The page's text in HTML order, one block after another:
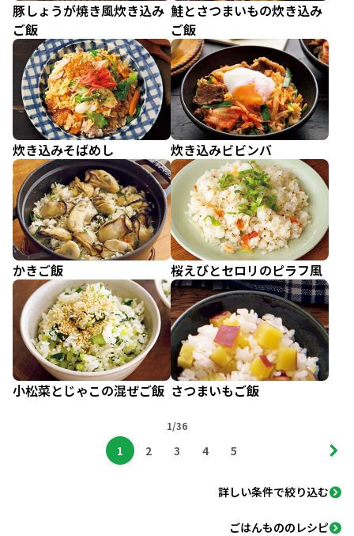
豚しょうが焼き風炊き込み
ご飯
鮭とさつまいもの炊き込み
ご飯
炊き込みそばめし 炊き込みビビンバ
かきご飯 桜えびとセロリのピラフ風
小松菜とじゃこの混ぜご飯 さつまいもご飯
1/36
1 2 3 4 5
詳しい条件で絞り込む
ごはんもののレシピ